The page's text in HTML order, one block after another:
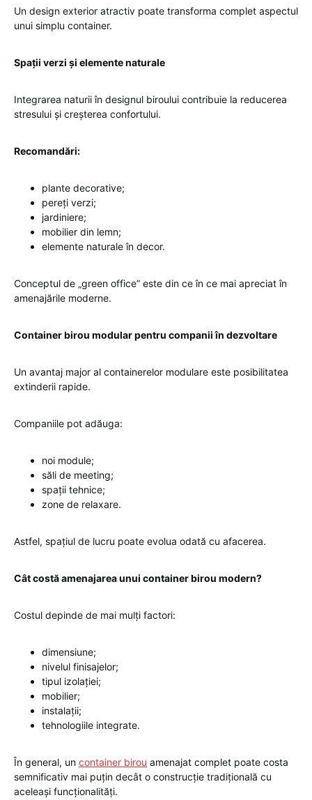
Un design exterior atractiv poate transforma complet aspectul
unui simplu container.
Spații verzi și elemente naturale
Integrarea naturii în designul biroului contribuie la reducerea
stresului și creșterea confortului.
Recomandări:
plante decorative;
pereți verzi;
jardiniere;
mobilier din lemn;
elemente naturale în decor.
Conceptul de „green office” este din ce în ce mai apreciat în
amenajările moderne.
Container birou modular pentru companii în dezvoltare
Un avantaj major al containerelor modulare este posibilitatea
extinderii rapide.
Companiile pot adăuga:
noi module;
săli de meeting;
spații tehnice;
zone de relaxare.
Astfel, spațiul de lucru poate evolua odată cu afacerea.
Cât costă amenajarea unui container birou modern?
Costul depinde de mai mulți factori:
dimensiune;
nivelul finisajelor;
tipul izolației;
mobilier;
instalații;
tehnologiile integrate.
În general, un container birou amenajat complet poate costa
semnificativ mai puțin decât o construcție tradițională cu
aceleași funcționalități.